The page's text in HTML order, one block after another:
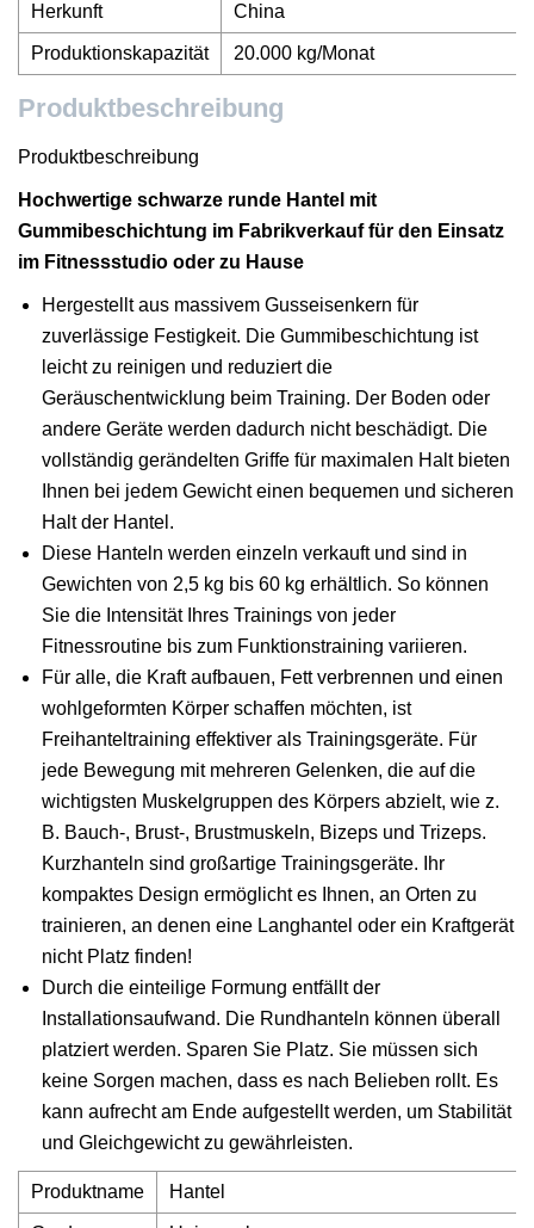
Herkunft China
Produktionskapazität 20.000 kg/Monat
Produktbeschreibung
Produktbeschreibung
Hochwertige schwarze runde Hantel mit
Gummibeschichtung im Fabrikverkauf für den Einsatz
im Fitnessstudio oder zu Hause
Hergestellt aus massivem Gusseisenkern für
zuverlässige Festigkeit. Die Gummibeschichtung ist
leicht zu reinigen und reduziert die
Geräuschentwicklung beim Training. Der Boden oder
andere Geräte werden dadurch nicht beschädigt. Die
vollständig gerändelten Griffe für maximalen Halt bieten
Ihnen bei jedem Gewicht einen bequemen und sicheren
Halt der Hantel.
Diese Hanteln werden einzeln verkauft und sind in
Gewichten von 2,5 kg bis 60 kg erhältlich. So können
Sie die Intensität Ihres Trainings von jeder
Fitnessroutine bis zum Funktionstraining variieren.
Für alle, die Kraft aufbauen, Fett verbrennen und einen
wohlgeformten Körper schaffen möchten, ist
Freihanteltraining effektiver als Trainingsgeräte. Für
jede Bewegung mit mehreren Gelenken, die auf die
wichtigsten Muskelgruppen des Körpers abzielt, wie z.
B. Bauch-, Brust-, Brustmuskeln, Bizeps und Trizeps.
Kurzhanteln sind großartige Trainingsgeräte. Ihr
kompaktes Design ermöglicht es Ihnen, an Orten zu
trainieren, an denen eine Langhantel oder ein Kraftgerät
nicht Platz finden!
Durch die einteilige Formung entfällt der
Installationsaufwand. Die Rundhanteln können überall
platziert werden. Sparen Sie Platz. Sie müssen sich
keine Sorgen machen, dass es nach Belieben rollt. Es
kann aufrecht am Ende aufgestellt werden, um Stabilität
und Gleichgewicht zu gewährleisten.
Produktname Hantel